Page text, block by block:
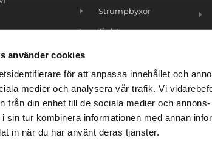
använder cookies
för att anpassa innehållet och
medier och analysera vår trafik. Vi
från din enhet till de sociala medier och
sin tur kombinera informationen med annan
in när du har använt deras tjänster.
Strumpbyxor
Tights